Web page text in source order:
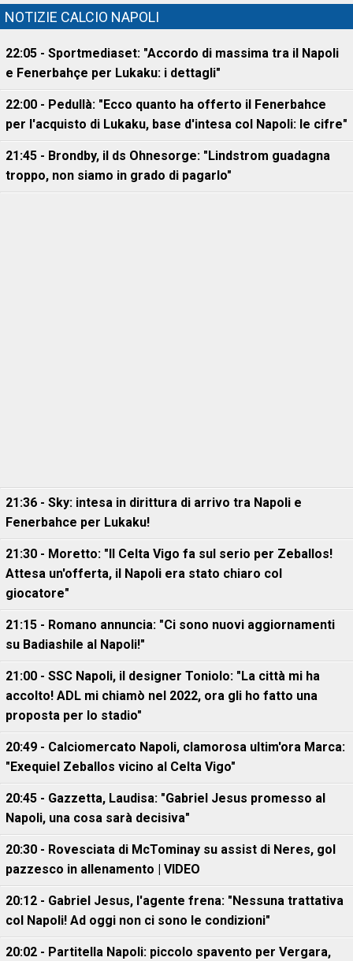
NOTIZIE CALCIO NAPOLI
22:05 - Sportmediaset: "Accordo di massima tra il Napoli
e Fenerbahçe per Lukaku: i dettagli"
22:00 - Pedullà: "Ecco quanto ha offerto il Fenerbahce
per l'acquisto di Lukaku, base d'intesa col Napoli: le cifre"
21:45 - Brondby, il ds Ohnesorge: "Lindstrom guadagna
troppo, non siamo in grado di pagarlo"
21:36 - Sky: intesa in dirittura di arrivo tra Napoli e
Fenerbahce per Lukaku!
21:30 - Moretto: "Il Celta Vigo fa sul serio per Zeballos!
Attesa un'offerta, il Napoli era stato chiaro col
giocatore"
21:15 - Romano annuncia: "Ci sono nuovi aggiornamenti
su Badiashile al Napoli!"
21:00 - SSC Napoli, il designer Toniolo: "La città mi ha
accolto! ADL mi chiamò nel 2022, ora gli ho fatto una
proposta per lo stadio"
20:49 - Calciomercato Napoli, clamorosa ultim'ora Marca:
"Exequiel Zeballos vicino al Celta Vigo"
20:45 - Gazzetta, Laudisa: "Gabriel Jesus promesso al
Napoli, una cosa sarà decisiva"
20:30 - Rovesciata di McTominay su assist di Neres, gol
pazzesco in allenamento | VIDEO
20:12 - Gabriel Jesus, l'agente frena: "Nessuna trattativa
col Napoli! Ad oggi non ci sono le condizioni"
20:02 - Partitella Napoli: piccolo spavento per Vergara,